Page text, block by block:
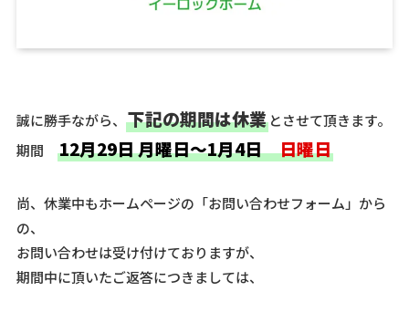
誠に勝手ながら、 下記の期間は休業とさせて頂きます。
期間 12月29日 月曜日～1月4日 日曜日
尚、休業中もホームページの「お問い合わせフォーム」から
の、
お問い合わせは受け付けておりますが、
期間中に頂いたご返答につきましては、